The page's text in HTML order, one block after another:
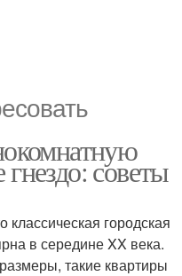
советы
городская
в середине XX века.
такие квартиры